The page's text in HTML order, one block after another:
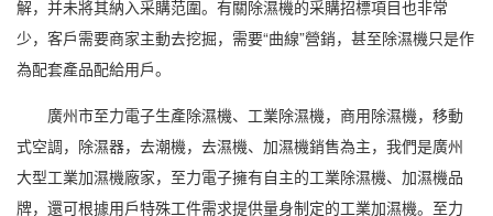
解，并未將其納入采購范圍。有關除濕機的采購招標項目也非常
少，客戶需要商家主動去挖掘，需要“曲線”營銷，甚至除濕機只是作
為配套產品配給用戶。
廣州市至力電子生產除濕機、工業除濕機，商用除濕機，移動
式空調，除濕器，去潮機，去濕機、加濕機銷售為主，我們是廣州
大型工業加濕機廠家，至力電子擁有自主的工業除濕機、加濕機品
牌，還可根據用戶特殊工件需求提供量身制定的工業加濕機。至力